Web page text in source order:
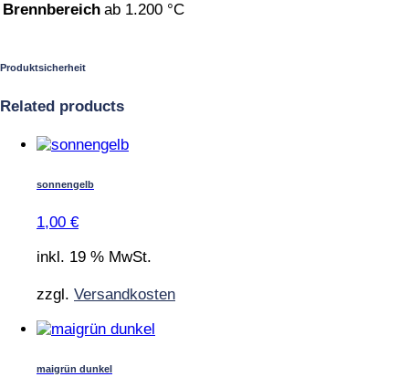
Brennbereich ab 1.200 °C
Produktsicherheit
Related products
sonnengelb
1,00 €
inkl. 19 % MwSt.
zzgl. Versandkosten
maigrün dunkel